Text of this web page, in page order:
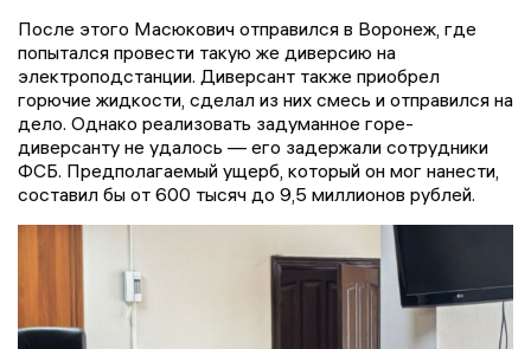
После этого Масюкович отправился в Воронеж, где
попытался провести такую же диверсию на
электроподстанции. Диверсант также приобрел
горючие жидкости, сделал из них смесь и отправился на
дело. Однако реализовать задуманное горе-
диверсанту не удалось — его задержали сотрудники
ФСБ. Предполагаемый ущерб, который он мог нанести,
составил бы от 600 тысяч до 9,5 миллионов рублей.